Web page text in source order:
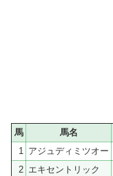
馬 馬名
1 アジュディミツオー
2 エキセントリック